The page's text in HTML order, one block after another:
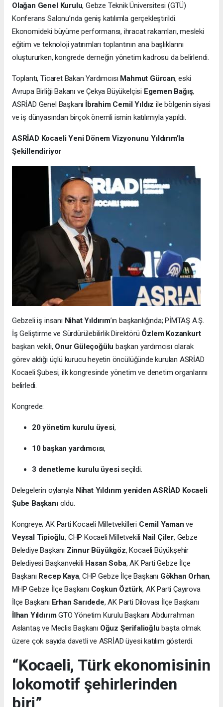
Olağan Genel Kurulu, Gebze Teknik Üniversitesi (GTÜ)
Konferans Salonu’nda geniş katılımla gerçekleştirildi.
Ekonomideki büyüme performansı, ihracat rakamları, mesleki
eğitim ve teknoloji yatırımları toplantının ana başlıklarını
oluştururken, kongrede derneğin yönetim kadrosu da belirlendi.
Toplantı, Ticaret Bakan Yardımcısı Mahmut Gürcan, eski
Avrupa Birliği Bakanı ve Çekya Büyükelçisi Egemen Bağış,
ASRİAD Genel Başkanı İbrahim Cemil Yıldız ile bölgenin siyasi
ve iş dünyasından birçok önemli ismin katılımıyla yapıldı.
ASRİAD Kocaeli Yeni Dönem Vizyonunu Yıldırım’la
Şekillendiriyor
Gebzeli iş insanı Nihat Yıldırım’ın başkanlığında; PİMTAŞ A.Ş.
İş Geliştirme ve Sürdürülebilirlik Direktörü Özlem Kozankurt
başkan vekili, Onur Güleçoğülu başkan yardımcısı olarak
görev aldığı üçlü kurucu heyetin öncülüğünde kurulan ASRİAD
Kocaeli Şubesi, ilk kongresinde yönetim ve denetim organlarını
belirledi.
Kongrede:
20 yönetim kurulu üyesi,
10 başkan yardımcısı,
3 denetleme kurulu üyesiseçildi.
Delegelerin oylarıyla Nihat Yıldırım yeniden ASRİAD Kocaeli
Şube Başkanıoldu.
Kongreye; AK Parti Kocaeli Milletvekilleri Cemil Yaman ve
Veysal Tipioğlu, CHP Kocaeli Milletvekili Nail Çiler, Gebze
Belediye Başkanı Zinnur Büyükgöz, Kocaeli Büyükşehir
Belediyesi Başkanvekili Hasan Soba, AK Parti Gebze İlçe
Başkanı Recep Kaya, CHP Gebze İlçe Başkanı Gökhan Orhan,
MHP Gebze İlçe Başkanı Coşkun Öztürk, AK Parti Çayırova
İlçe Başkanı Erhan Sarıdede, AK Parti Dilovası İlçe Başkanı
İlhan YıldırımGTO Yönetim Kurulu Başkanı Abdurrahman
Aslantaş ve Meclis Başkanı Oğuz Şerifalioğlu başta olmak
üzere çok sayıda davetli ve ASRİAD üyesi katılım gösterdi.
“Kocaeli, Türk ekonomisinin
lokomotif şehirlerinden
biri”